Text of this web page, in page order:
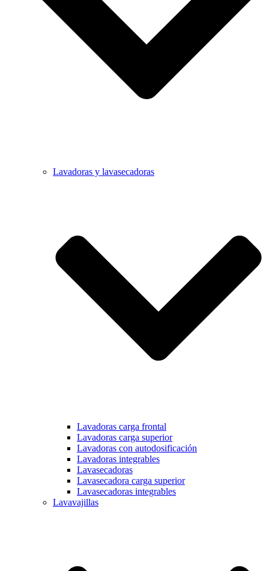
Lavadoras y lavasecadoras
Lavadoras carga frontal
Lavadoras carga superior
Lavadoras con autodosificación
Lavadoras integrables
Lavasecadoras
Lavasecadora carga superior
Lavasecadoras integrables
Lavavajillas